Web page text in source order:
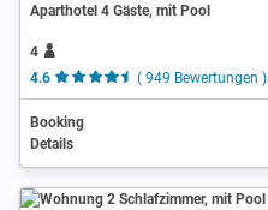
Aparthotel 4 Gäste, mit Pool
4
4.6
( 949 Bewertungen )
Booking
Details